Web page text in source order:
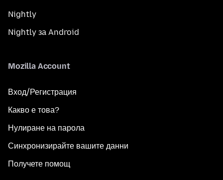
Nightly
Nightly за Android
Mozilla Account
Вход/Регистрация
Какво е това?
Нулиране на парола
Синхронизирайте вашите данни
Получете помощ